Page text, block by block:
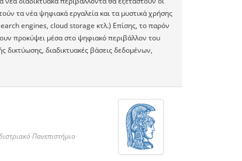
τα νέα ψηφιακά εργαλεία και τα μυστικά χρήσης
engines, cloud storage κτλ.) Επίσης, το παρόν
προκύψει μέσα στο ψηφιακό περιβάλλον του
δικτύωσης, διαδικτυακές βάσεις δεδομένων,
Πανεπιστήμιο